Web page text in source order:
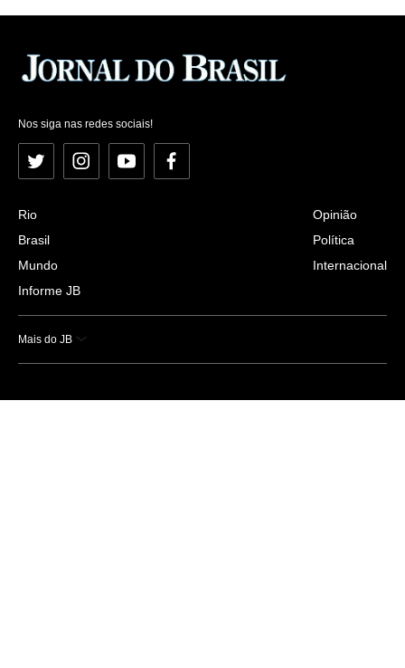
Nos siga nas redes sociais!
Twitter InstagramYouTubeFacebook
Rio
Brasil
Mundo
Informe JB
Opinião
Política
Internacional
Mais do JB
Esportes